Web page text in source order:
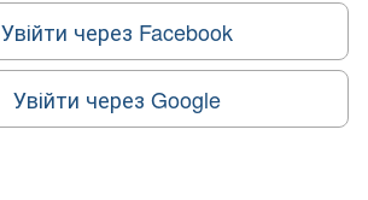
Увійти через Facebook
Увійти через Google